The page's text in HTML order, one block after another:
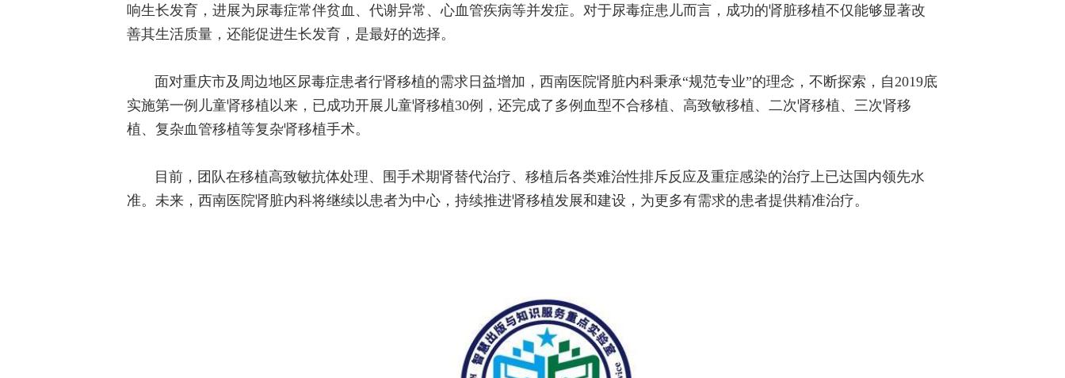
响生长发育，进展为尿毒症常伴贫血、代谢异常、心血管疾病等并发症。对于尿毒症患儿而言，成功的肾脏移植不仅能够显著改
善其生活质量，还能促进生长发育，是最好的选择。
面对重庆市及周边地区尿毒症患者行肾移植的需求日益增加，西南医院肾脏内科秉承“规范专业”的理念，不断探索，自2019底
实施第一例儿童肾移植以来，已成功开展儿童肾移植30例，还完成了多例血型不合移植、高致敏移植、二次肾移植、三次肾移
植、复杂血管移植等复杂肾移植手术。
目前，团队在移植高致敏抗体处理、围手术期肾替代治疗、移植后各类难治性排斥反应及重症感染的治疗上已达国内领先水
准。未来， 西南医院肾脏内科将继续以患者为中心，持续推进肾移植发展和建设，为更多有需求的患者提供精准治疗。